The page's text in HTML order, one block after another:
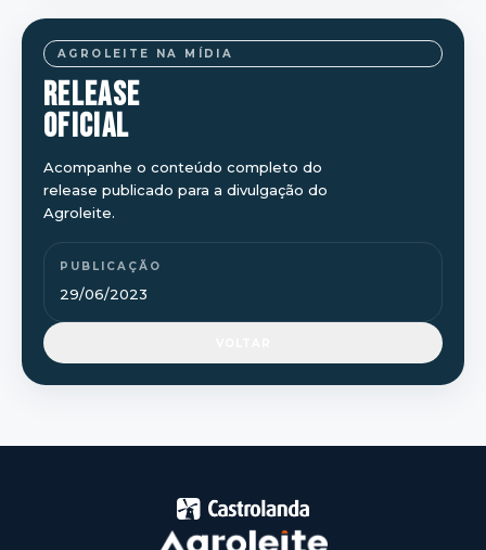
AGROLEITE NA MÍDIA
RELEASE
OFICIAL
Acompanhe o conteúdo completo do
release publicado para a divulgação do
Agroleite.
PUBLICAÇÃO
29/06/2023